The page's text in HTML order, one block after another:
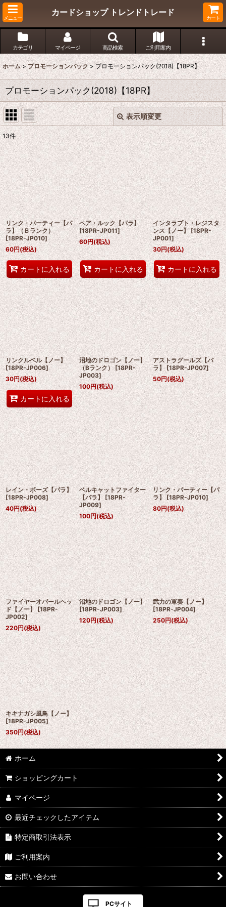
メニュー
カードショップ トレンドトレード
カート
カテゴリ マイページ 商品検索 ご利用案内
ホーム > プロモーションパック > プロモーションパック(2018)【18PR】
プロモーションパック(2018)【18PR】
表示順変更
表示数:
在庫あり
並び順:
絞り込む
閉じる
13件
リンク・パーティー【パ
ラ】（Ｂランク）
[18PR-JP010]
60円(税込)
カートに入れる
ペア・ルック【パラ】
[18PR-JP011]
60円(税込)
カートに入れる
インタラプト・レジスタ
ンス【ノー】 [18PR-
JP001]
30円(税込)
カートに入れる
リンクルベル【ノー】
[18PR-JP006]
30円(税込)
カートに入れる
沼地のドロゴン【ノー】
（Bランク） [18PR-
JP003]
100円(税込)
アストラグールズ【パ
ラ】 [18PR-JP007]
50円(税込)
レイン・ボーズ【パラ】
[18PR-JP008]
40円(税込)
ベルキャットファイター
【パラ】 [18PR-
JP009]
100円(税込)
リンク・パーティー【パ
ラ】 [18PR-JP010]
80円(税込)
ファイヤーオパールヘッ
ド【ノー】 [18PR-
JP002]
220円(税込)
沼地のドロゴン【ノー】
[18PR-JP003]
120円(税込)
武力の軍奏【ノー】
[18PR-JP004]
250円(税込)
キキナガシ風鳥【ノー】
[18PR-JP005]
350円(税込)
ホーム
ショッピングカート
マイページ
最近チェックしたアイテム
特定商取引法表示
ご利用案内
お問い合わせ
PCサイト